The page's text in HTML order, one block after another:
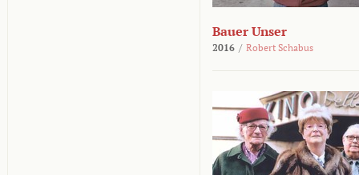
Bauer Unser
2016 / Robert Schabus